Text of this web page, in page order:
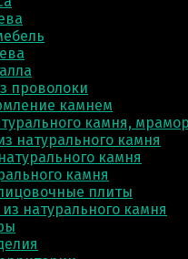
проволоки
камнем
камня,
натурального камня
камня
камня
плиты
натурального камня